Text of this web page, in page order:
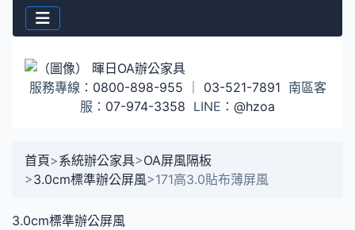
服務專線： 0800-898-955 03-521-7891 南區客
服： 07-974-3358 LINE： @hzoa
首頁>系統辦公家具>OA屏風隔板
>3.0cm標準辦公屏風>171高3.0貼布薄屏風
3.0cm標準辦公屏風